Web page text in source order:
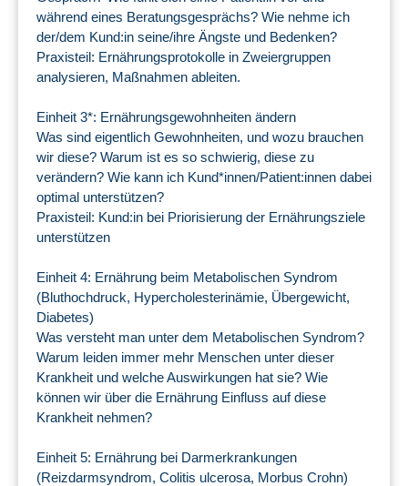
während eines Beratungsgesprächs? Wie nehme ich
der/dem Kund:in seine/ihre Ängste und Bedenken?
Praxisteil: Ernährungsprotokolle in Zweiergruppen
analysieren, Maßnahmen ableiten.
Einheit 3*: Ernährungsgewohnheiten ändern
Was sind eigentlich Gewohnheiten, und wozu brauchen
wir diese? Warum ist es so schwierig, diese zu
verändern? Wie kann ich Kund*innen/Patient:innen dabei
optimal unterstützen?
Praxisteil: Kund:in bei Priorisierung der Ernährungsziele
unterstützen
Einheit 4: Ernährung beim Metabolischen Syndrom
(Bluthochdruck, Hypercholesterinämie, Übergewicht,
Diabetes)
Was versteht man unter dem Metabolischen Syndrom?
Warum leiden immer mehr Menschen unter dieser
Krankheit und welche Auswirkungen hat sie? Wie
können wir über die Ernährung Einfluss auf diese
Krankheit nehmen?
Einheit 5: Ernährung bei Darmerkrankungen
(Reizdarmsyndrom, Colitis ulcerosa, Morbus Crohn)